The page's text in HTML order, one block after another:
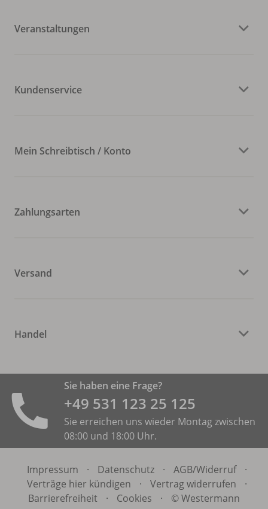
Veranstaltungen
Kundenservice
Mein Schreibtisch / Konto
Zahlungsarten
Versand
Handel
Sie haben eine Frage?
+49 531 ­123 25 125
Sie erreichen uns wieder Montag zwischen
08:00 und 18:00 Uhr.
Impressum · Datenschutz · AGB/Widerruf
·
Verträge hier kündigen
· Vertrag widerrufen
·
Barrierefreiheit
· Cookies · © Westermann